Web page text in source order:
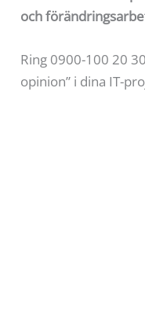
och
Ring 0900-100 20
opinion” i dina IT-